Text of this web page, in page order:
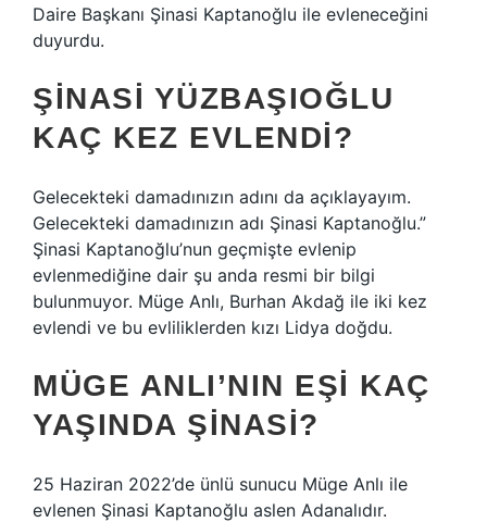
Daire Başkanı Şinasi Kaptanoğlu ile evleneceğini
duyurdu.
ŞINASI YÜZBAŞIOĞLU
KAÇ KEZ EVLENDI?
Gelecekteki damadınızın adını da açıklayayım.
Gelecekteki damadınızın adı Şinasi Kaptanoğlu.”
Şinasi Kaptanoğlu’nun geçmişte evlenip
evlenmediğine dair şu anda resmi bir bilgi
bulunmuyor. Müge Anlı, Burhan Akdağ ile iki kez
evlendi ve bu evliliklerden kızı Lidya doğdu.
MÜGE ANLI’NIN EŞI KAÇ
YAŞINDA ŞINASI?
25 Haziran 2022’de ünlü sunucu Müge Anlı ile
evlenen Şinasi Kaptanoğlu aslen Adanalıdır.